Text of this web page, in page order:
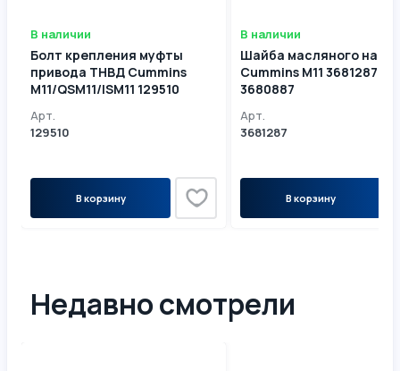
В наличии
Болт крепления муфты
привода ТНВД Cummins
М11/QSM11/ISM11 129510
Арт.
129510
В корзину
В наличии
Шайба масляного
Cummins M11 3681287
3680887
Арт.
3681287
В корзину
Недавно смотрели